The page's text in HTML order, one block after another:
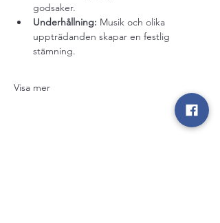
godsaker.
Underhållning: Musik och olika
uppträdanden skapar en festlig
stämning.
Visa mer